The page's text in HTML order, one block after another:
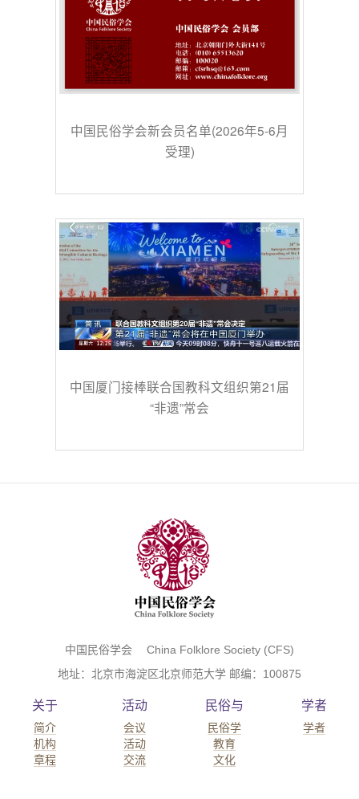
中国民俗学会新会员名单(2026年5-6月
受理)
中国厦门接棒联合国教科文组织第21届
“非遗”常会
中国民俗学会 China Folklore Society (CFS)
地址：北京市海淀区北京师范大学 邮编：100875
关于
简介
机构
章程
活动
会议
活动
交流
民俗与
民俗学
教育
文化
学者
学者